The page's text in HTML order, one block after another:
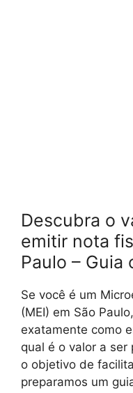
Descubra o
emitir nota
Paulo – Guia
Se você é um
(MEI) em São
exatamente como
qual é o valor a ser
o objetivo de
preparamos um